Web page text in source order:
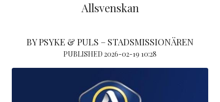
Allsvenskan
BY PSYKE & PULS – STADSMISSIONÄREN
PUBLISHED 2026-02-19 10:28